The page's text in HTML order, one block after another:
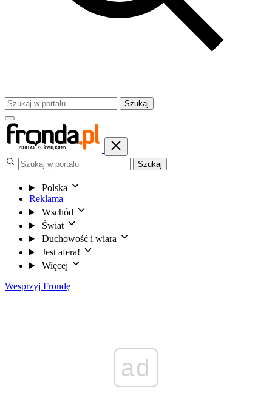
Szukaj
Szukaj
Polska
Reklama
Wschód
Świat
Duchowość i wiara
Jest afera!
Więcej
Wesprzyj Frondę
ad